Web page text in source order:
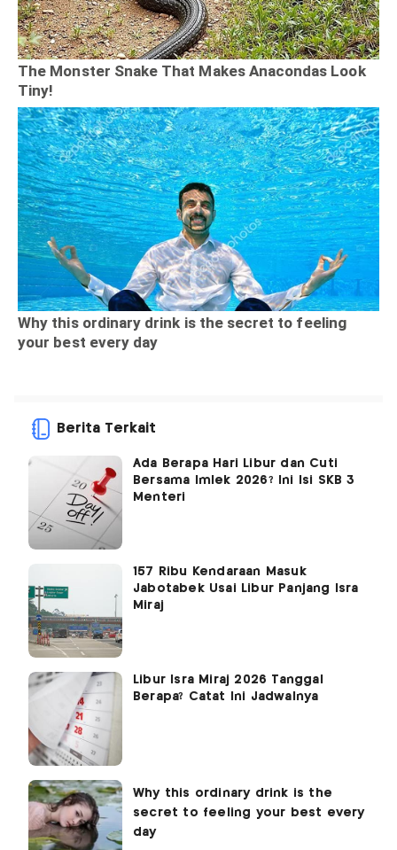
Berita Terkait
Ada Berapa Hari Libur dan Cuti
Bersama Imlek 2026? Ini Isi SKB 3
Menteri
157 Ribu Kendaraan Masuk
Jabotabek Usai Libur Panjang Isra
Miraj
Libur Isra Miraj 2026 Tanggal
Berapa? Catat Ini Jadwalnya